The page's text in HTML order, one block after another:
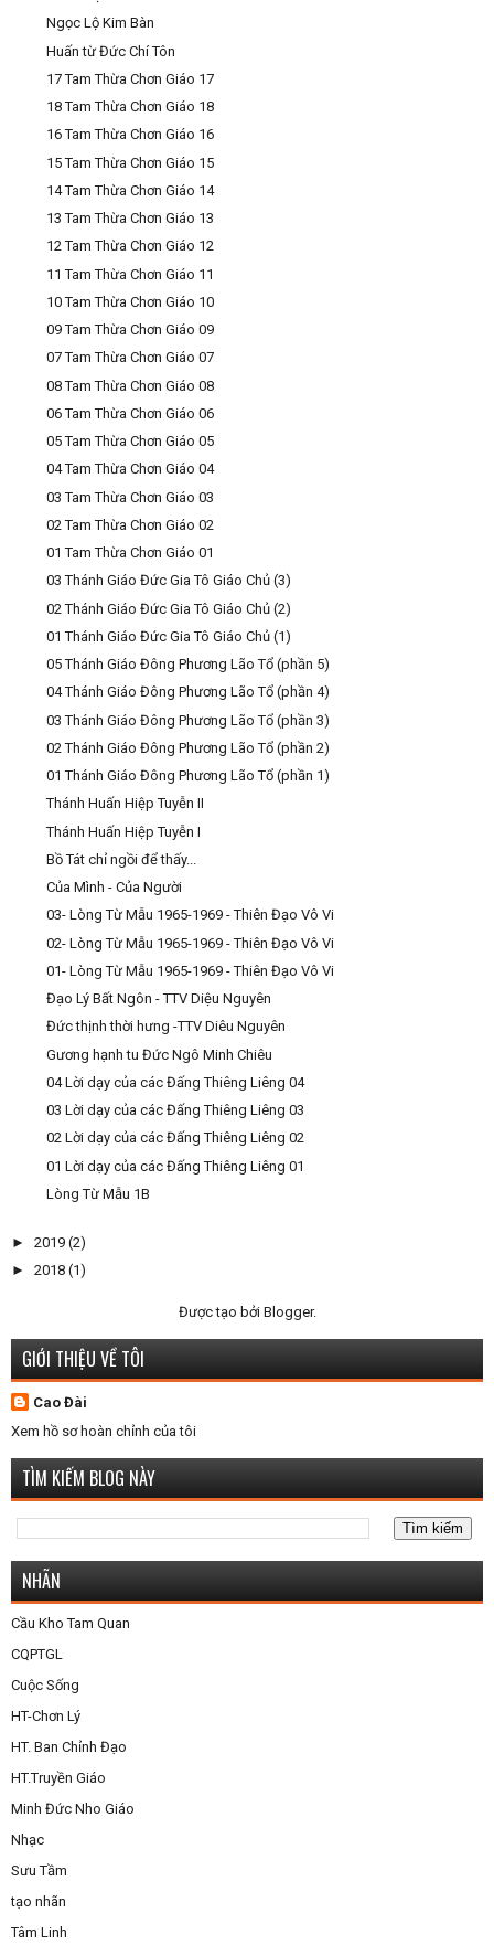
Ngọc Lộ Kim Bàn
Huấn từ Đức Chí Tôn
17 Tam Thừa Chơn Giáo 17
18 Tam Thừa Chơn Giáo 18
16 Tam Thừa Chơn Giáo 16
15 Tam Thừa Chơn Giáo 15
14 Tam Thừa Chơn Giáo 14
13 Tam Thừa Chơn Giáo 13
12 Tam Thừa Chơn Giáo 12
11 Tam Thừa Chơn Giáo 11
10 Tam Thừa Chơn Giáo 10
09 Tam Thừa Chơn Giáo 09
07 Tam Thừa Chơn Giáo 07
08 Tam Thừa Chơn Giáo 08
06 Tam Thừa Chơn Giáo 06
05 Tam Thừa Chơn Giáo 05
04 Tam Thừa Chơn Giáo 04
03 Tam Thừa Chơn Giáo 03
02 Tam Thừa Chơn Giáo 02
01 Tam Thừa Chơn Giáo 01
03 Thánh Giáo Đức Gia Tô Giáo Chủ (3)
02 Thánh Giáo Đức Gia Tô Giáo Chủ (2)
01 Thánh Giáo Đức Gia Tô Giáo Chủ (1)
05 Thánh Giáo Đông Phương Lão Tổ (phần 5)
04 Thánh Giáo Đông Phương Lão Tổ (phần 4)
03 Thánh Giáo Đông Phương Lão Tổ (phần 3)
02 Thánh Giáo Đông Phương Lão Tổ (phần 2)
01 Thánh Giáo Đông Phương Lão Tổ (phần 1)
Thánh Huấn Hiệp Tuyễn II
Thánh Huấn Hiệp Tuyễn I
Bồ Tát chỉ ngồi để thấy...
Của Mình - Của Người
03- Lòng Từ Mẫu 1965-1969 - Thiên Đạo Vô Vi
02- Lòng Từ Mẫu 1965-1969 - Thiên Đạo Vô Vi
01- Lòng Từ Mẫu 1965-1969 - Thiên Đạo Vô Vi
Đạo Lý Bất Ngôn - TTV Diệu Nguyên
Đức thịnh thời hưng -TTV Diêu Nguyên
Gương hạnh tu Đức Ngô Minh Chiêu
04 Lời dạy của các Đấng Thiêng Liêng 04
03 Lời dạy của các Đấng Thiêng Liêng 03
02 Lời dạy của các Đấng Thiêng Liêng 02
01 Lời dạy của các Đấng Thiêng Liêng 01
Lòng Từ Mẫu 1B
► 2019 (2)
► 2018 (1)
Được tạo bởi Blogger.
GIỚI THIỆU VỀ TÔI
Cao Đài
Xem hồ sơ hoàn chỉnh của tôi
TÌM KIẾM BLOG NÀY
NHÃN
Cầu Kho Tam Quan
CQPTGL
Cuộc Sống
HT-Chơn Lý
HT. Ban Chỉnh Đạo
HT.Truyền Giáo
Minh Đức Nho Giáo
Nhạc
Sưu Tầm
tạo nhãn
Tâm Linh